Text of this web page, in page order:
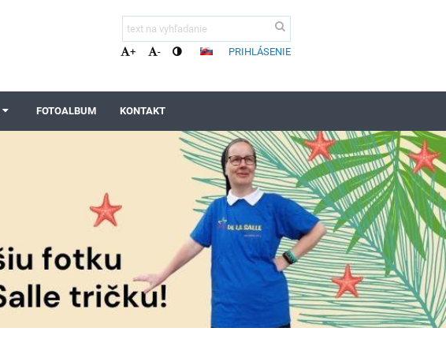
+ - PRIHLÁSENIE
FOTOALBUM KONTAKT